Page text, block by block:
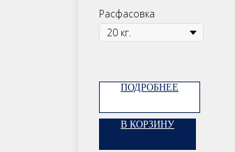
Расфасовка
ПОДРОБНЕЕ
В КОРЗИНУ